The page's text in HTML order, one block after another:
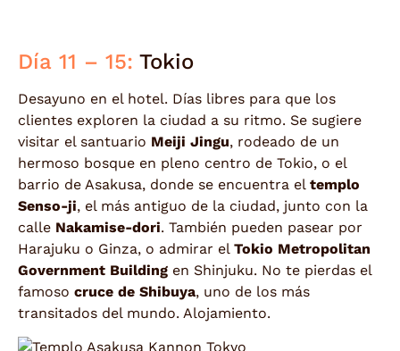
Día 11 – 15: Tokio
Desayuno en el hotel. Días libres para que los
clientes exploren la ciudad a su ritmo. Se sugiere
visitar el santuario Meiji Jingu, rodeado de un
hermoso bosque en pleno centro de Tokio, o el
barrio de Asakusa, donde se encuentra el templo
Senso-ji, el más antiguo de la ciudad, junto con la
calle Nakamise-dori. También pueden pasear por
Harajuku o Ginza, o admirar el Tokio Metropolitan
Government Building en Shinjuku. No te pierdas el
famoso cruce de Shibuya, uno de los más
transitados del mundo. Alojamiento.